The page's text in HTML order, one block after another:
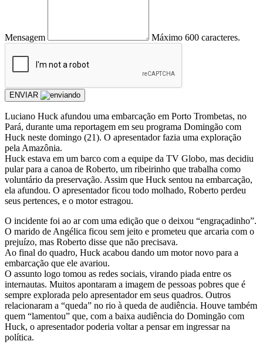
Mensagem Máximo 600 caracteres.
ENVIAR
Luciano Huck afundou uma embarcação em Porto Trombetas, no
Pará, durante uma reportagem em seu programa Domingão com
Huck neste domingo (21). O apresentador fazia uma exploração
pela Amazônia.
Huck estava em um barco com a equipe da TV Globo, mas decidiu
pular para a canoa de Roberto, um ribeirinho que trabalha como
voluntário da preservação. Assim que Huck sentou na embarcação,
ela afundou. O apresentador ficou todo molhado, Roberto perdeu
seus pertences, e o motor estragou.
O incidente foi ao ar com uma edição que o deixou “engraçadinho”.
O marido de Angélica ficou sem jeito e prometeu que arcaria com o
prejuízo, mas Roberto disse que não precisava.
Ao final do quadro, Huck acabou dando um motor novo para a
embarcação que ele avariou.
O assunto logo tomou as redes sociais, virando piada entre os
internautas. Muitos apontaram a imagem de pessoas pobres que é
sempre explorada pelo apresentador em seus quadros. Outros
relacionaram a “queda” no rio à queda de audiência. Houve também
quem “lamentou” que, com a baixa audiência do Domingão com
Huck, o apresentador poderia voltar a pensar em ingressar na
política.